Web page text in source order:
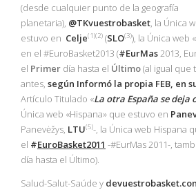
(desde cualquier punto de la geografía
planetaria), @TKvuestrobasket, la Única
estuvo en Celje(1)(2) (SLO(3)), la Única web
en el #EuroBasket2013 (#EurMas2013,
el Primer día hasta el Último(al igual que
antes, según Informó la propia FEB, en
Artículo Titulado «La otra España se deja
Única web «Hispana» que estuvo en
Panevėžys, LTU(5)-, la Única web Hispana
el #EuroBasket2011 -#EurMas 2011-,
día hasta el Último).
Salud-Salut-Saúde y